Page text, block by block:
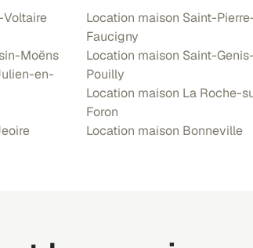
Voltaire
Moëns
en-
Location maison Saint-
Faucigny
Location maison Saint-Genis-
Pouilly
Location maison La Roche-
Foron
Location maison Bonneville